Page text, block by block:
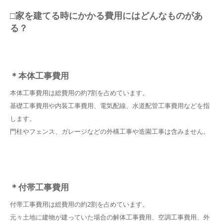
□家を建てる時にかかる費用にはどんなものがあ
る？
＊本体工事費用
本体工事費用は総費用の約7割を占めています。
基礎工事費用や内装工事費用、電気配線、水道配管工事費用などを指
します。
門柱やフェンス、ガレージなどの外構工事や造園工事は含みません。
＊付帯工事費用
付帯工事費用は総費用の約2割を占めています。
元々土地に建物が建っていた場合の解体工事費用、空調工事費用、外